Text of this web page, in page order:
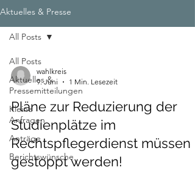
Aktuelles & Presse
All Posts
Aktuelles &
Pressemitteilungen
Kleine
Anfragen
Anträge
Berichtswünsche
All Posts
wahlkreis
9. Juni
1 Min. Lesezeit
Pläne zur Reduzierung der
Studienplätze im
Rechtspflegerdienst müssen
gestoppt werden!